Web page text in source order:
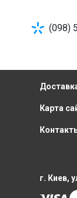
(098)
Карта
г. Киев,